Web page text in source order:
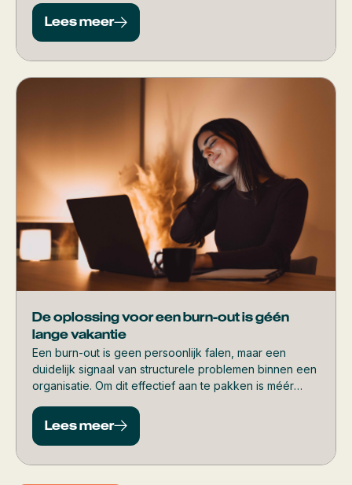
doet, als ze verbonden zijn met hun team en blijven
groeien.
Lees meer
De oplossing voor een burn-out is géén
lange vakantie
Een burn-out is geen persoonlijk falen, maar een
duidelijk signaal van structurele problemen binnen een
organisatie. Om dit effectief aan te pakken is méér
artikel.
Lees meer